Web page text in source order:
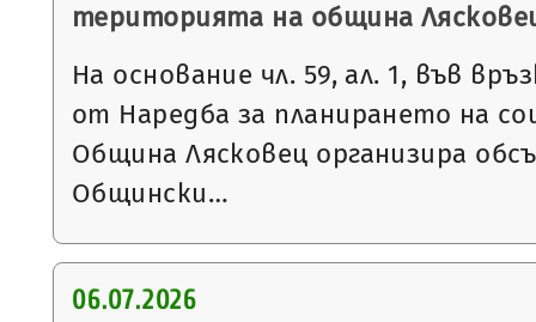
територията на община
На основание чл. 59, ал. 1, във
от Наредба за планирането на
Община Лясковец организира
Общински…
06.07.2026